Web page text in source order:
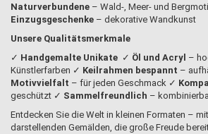
Naturverbundene – Wald-, Meer- und
Einzugsgeschenke – dekorative Wandkunst
Unsere Qualitätsmerkmale
✓ Handgemalte Unikate ✓ Öl und Acryl –
Künstlerfarben ✓ Keilrahmen bespannt –
Motivvielfalt – für jeden Geschmack ✓
geschützt ✓ Sammelfreundlich –
Entdecken Sie die Welt in kleinen Formaten –
darstellenden Gemälden, die große Freude